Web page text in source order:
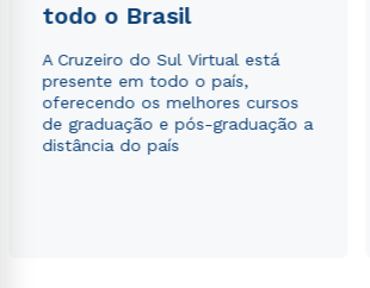
todo o Brasil
A Cruzeiro do Sul Virtual está
presente em todo o país,
oferecendo os melhores cursos
de graduação e pós-graduação a
distância do país